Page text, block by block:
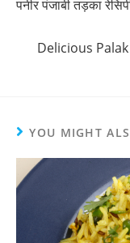
पनीर पंजाबी तड़का
Delicious
YOU MIGHT